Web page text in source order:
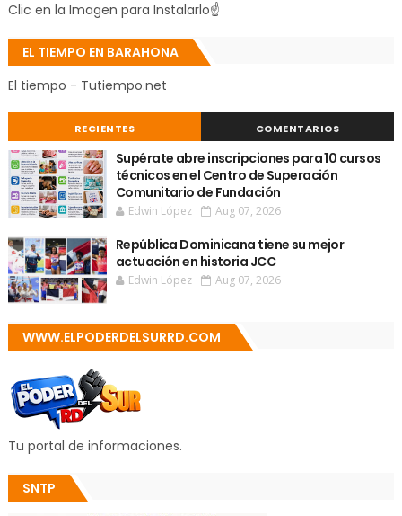
Clic en la Imagen para Instalarlo☝
EL TIEMPO EN BARAHONA
El tiempo - Tutiempo.net
RECIENTES COMENTARIOS
Supérate abre inscripciones para 10 cursos
técnicos en el Centro de Superación
Comunitario de Fundación
Edwin López Aug 07, 2026
República Dominicana tiene su mejor
actuación en historia JCC
Edwin López Aug 07, 2026
WWW.ELPODERDELSURRD.COM
Tu portal de informaciones.
SNTP